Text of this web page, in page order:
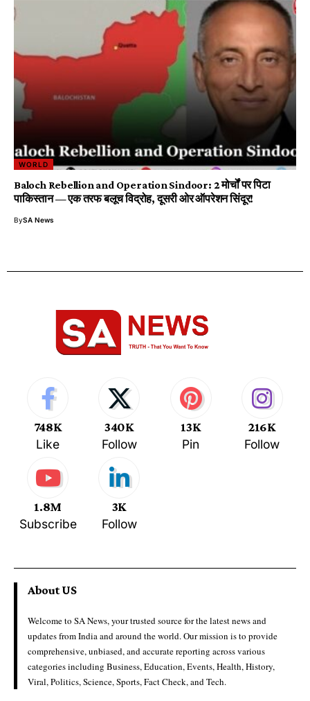
WORLD
Baloch Rebellion and Operation Sindoor: 2 मोर्चों पर पिटा
पाकिस्तान — एक तरफ बलूच विद्रोह, दूसरी ओर ऑपरेशन सिंदूर!
BySA News
748K
Like
340K
Follow
13K
Pin
216K
Follow
1.8M
Subscribe
3K
Follow
About US
Welcome to SA News, your trusted source for the latest news and
updates from India and around the world. Our mission is to provide
comprehensive, unbiased, and accurate reporting across various
categories including Business, Education, Events, Health, History,
Viral, Politics, Science, Sports, Fact Check, and Tech.